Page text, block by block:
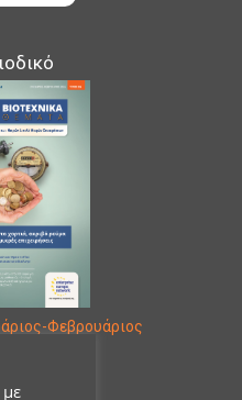
Φεβρουάριος